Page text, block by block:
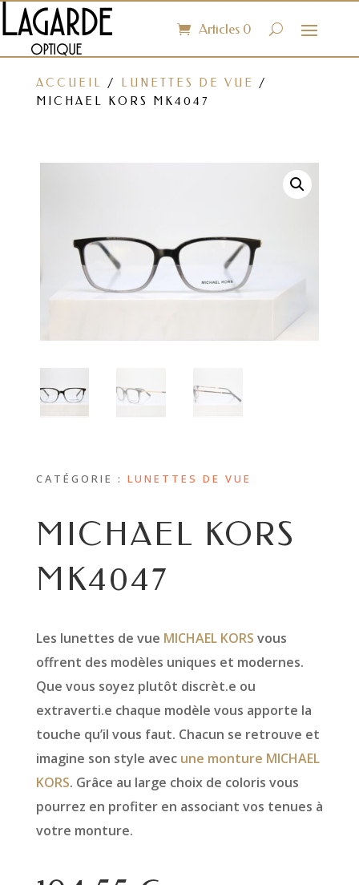
Articles 0
ACCUEIL / LUNETTES DE VUE
/
MICHAEL KORS MK4047
CATÉGORIE : LUNETTES DE VUE
MICHAEL KORS
MK4047
Les lunettes de vue MICHAEL KORS vous
offrent des modèles uniques et modernes.
Que vous soyez plutôt discrèt.e ou
extraverti.e chaque modèle vous apporte la
touche qu’il vous faut. Chacun se retrouve et
imagine son style avec une monture MICHAEL
KORS. Grâce au large choix de coloris vous
pourrez en profiter en associant vos tenues à
votre monture.